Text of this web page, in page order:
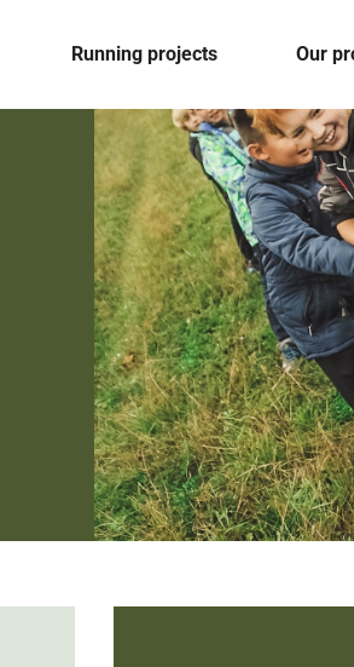
Running projects Our